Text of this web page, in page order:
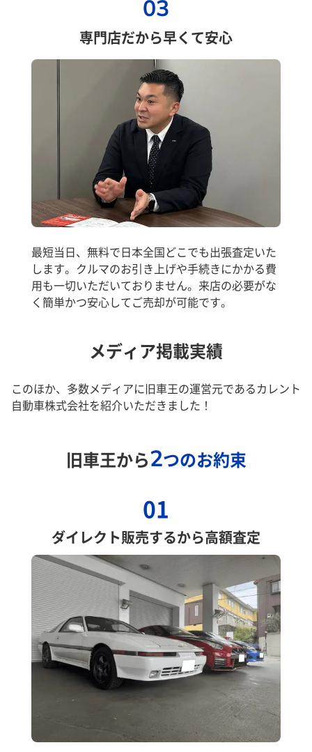
03
専門店だから早くて安心
最短当日、無料で日本全国どこでも出張査定いた
します。クルマのお引き上げや手続きにかかる費
用も一切いただいておりません。来店の必要がな
く簡単かつ安心してご売却が可能です。
メディア掲載実績
このほか、多数メディアに旧車王の運営元であるカレント
自動車株式会社を紹介いただきました！
旧車王から2つのお約束
01
ダイレクト販売するから高額査定